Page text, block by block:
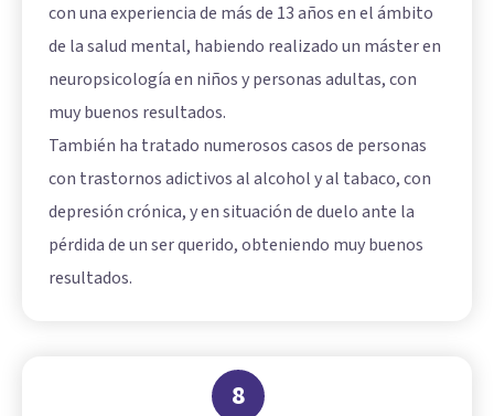
con una experiencia de más de 13 años en el ámbito
de la salud mental, habiendo realizado un máster en
neuropsicología en niños y personas adultas, con
muy buenos resultados.
También ha tratado numerosos casos de personas
con trastornos adictivos al alcohol y al tabaco, con
depresión crónica, y en situación de duelo ante la
pérdida de un ser querido, obteniendo muy buenos
resultados.
8